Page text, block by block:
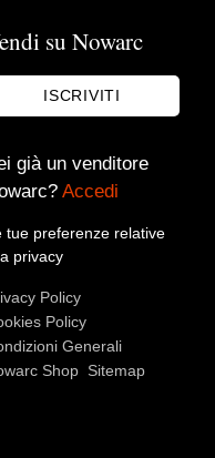
ultime novità.
su Nowarc
ISCRIVITI
già un venditore
Accedi
tue preferenze relative
privacy
Policy
Policy
Generali
Shop Sitemap